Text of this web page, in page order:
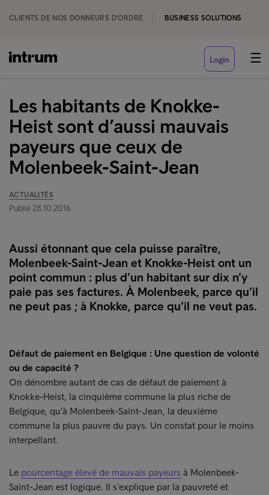
CLIENTS DE NOS DONNEURS D'ORDRE BUSINESS SOLUTIONS
Login
Les habitants de Knokke-
Heist sont d’aussi mauvais
payeurs que ceux de
Molenbeek-Saint-Jean
ACTUALITÉS
Publié 28.10.2016
Aussi étonnant que cela puisse paraître,
Molenbeek-Saint-Jean et Knokke-Heist ont un
point commun : plus d’un habitant sur dix n’y
paie pas ses factures. À Molenbeek, parce qu’il
ne peut pas ; à Knokke, parce qu’il ne veut pas.
Défaut de paiement en Belgique : Une question de volonté
ou de capacité ?
On dénombre autant de cas de défaut de paiement à
Knokke-Heist, la cinquième commune la plus riche de
Belgique, qu’à Molenbeek-Saint-Jean, la deuxième
commune la plus pauvre du pays. Un constat pour le moins
interpellant.
Le pourcentage élevé de mauvais payeurs à Molenbeek-
Saint-Jean est logique. Il s’explique par la pauvreté et